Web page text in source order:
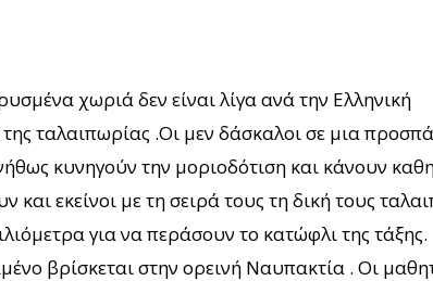
χωριά δεν είναι λίγα ανά την Ελληνική
ταλαιπωρίας .Οι μεν δάσκαλοι σε μια
κυνηγούν την μοριοδότιση και κάνουν
και εκείνοι με τη σειρά τους τη δική τους
για να περάσουν το κατώφλι της τάξης.
βρίσκεται στην ορεινή Ναυπακτία . Οι